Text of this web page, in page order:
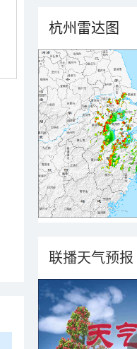
杭州雷达图
联播天气预报